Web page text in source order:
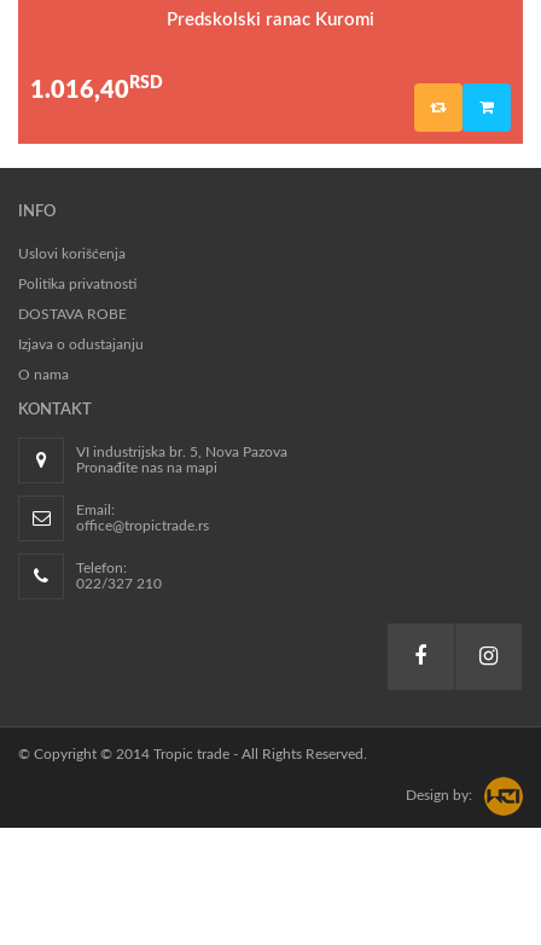
Predskolski ranac Kuromi
1.016,40 RSD
INFO
Uslovi korišćenja
Politika privatnosti
DOSTAVA ROBE
Izjava o odustajanju
O nama
KONTAKT
VI industrijska br. 5, Nova Pazova
Pronađite nas na mapi
Email:
office@tropictrade.rs
Telefon:
022/327 210
© Copyright © 2014 Tropic trade - All Rights Reserved.
Design by: